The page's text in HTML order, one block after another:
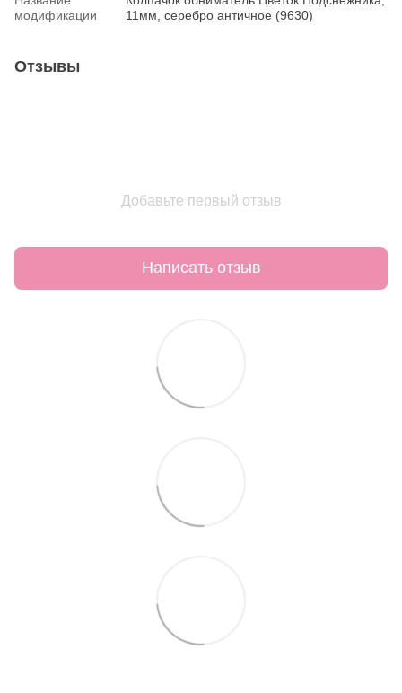
модификации
11мм, серебро античное (9630)
Отзывы
Добавьте первый отзыв
Написать отзыв